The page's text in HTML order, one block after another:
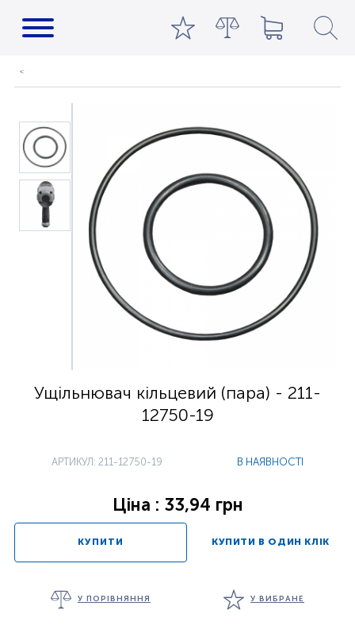
Ущільнювач кільцевий (пара) - 211-
12750-19
АРТИКУЛ: 211-12750-19 В НАЯВНОСТІ
Ціна : 33,94 грн
КУПИТИ КУПИТИ В ОДИН КЛІК
У ПОРІВНЯННЯ У ВИБРАНЕ